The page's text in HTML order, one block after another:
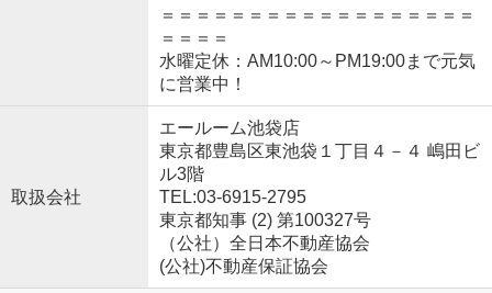
＝＝＝＝＝＝＝＝＝＝＝＝＝＝＝＝＝＝
＝＝＝＝
水曜定休：AM10:00～PM19:00まで元気
に営業中！
取扱会社
エールーム池袋店
東京都豊島区東池袋１丁目４－４ 嶋田ビ
ル3階
TEL:03-6915-2795
東京都知事 (2) 第100327号
（公社）全日本不動産協会
(公社)不動産保証協会